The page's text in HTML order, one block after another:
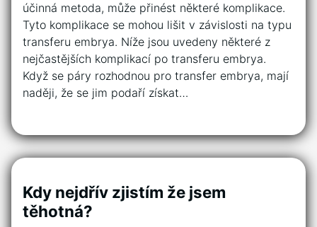
účinná metoda, může přinést některé komplikace.
Tyto komplikace se mohou lišit v závislosti na typu
transferu embrya. Níže jsou uvedeny některé z
nejčastějších komplikací po transferu embrya.
Když se páry rozhodnou pro transfer embrya, mají
naději, že se jim podaří získat…
Kdy nejdřív zjistím že jsem
těhotná?